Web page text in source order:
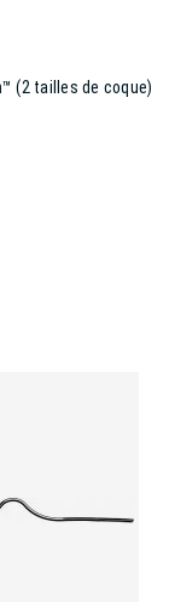
(2 tailles de coque)